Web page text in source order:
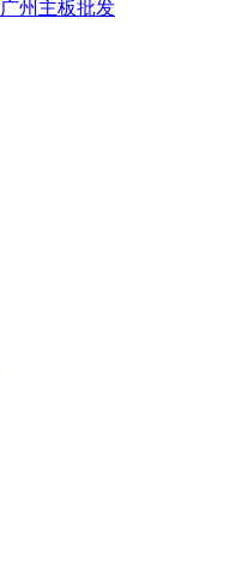
广州主板批发